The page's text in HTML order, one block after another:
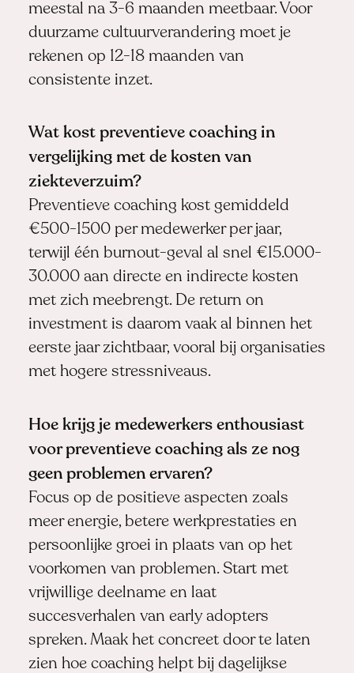
meestal na 3-6 maanden meetbaar. Voor
duurzame cultuurverandering moet je
rekenen op 12-18 maanden van
consistente inzet.
Wat kost preventieve coaching in
vergelijking met de kosten van
ziekteverzuim?
Preventieve coaching kost gemiddeld
€500-1500 per medewerker per jaar,
terwijl één burnout-geval al snel €15.000-
30.000 aan directe en indirecte kosten
met zich meebrengt. De return on
investment is daarom vaak al binnen het
eerste jaar zichtbaar, vooral bij organisaties
met hogere stressniveaus.
Hoe krijg je medewerkers enthousiast
voor preventieve coaching als ze nog
geen problemen ervaren?
Focus op de positieve aspecten zoals
meer energie, betere werkprestaties en
persoonlijke groei in plaats van op het
voorkomen van problemen. Start met
vrijwillige deelname en laat
succesverhalen van early adopters
spreken. Maak het concreet door te laten
zien hoe coaching helpt bij dagelijkse